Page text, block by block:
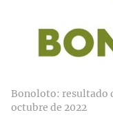
Bonoloto: resultado
octubre de 2022